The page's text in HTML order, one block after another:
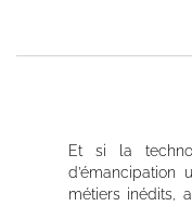
Et si la
métiers inédits,